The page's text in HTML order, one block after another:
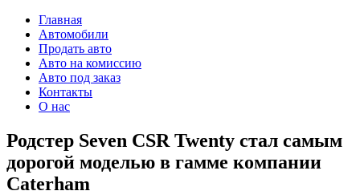
Главная
Автомобили
Продать авто
Авто на комиссию
Авто под заказ
Контакты
О нас
Родстер Seven CSR Twenty стал самым
дорогой моделью в гамме компании
Caterham